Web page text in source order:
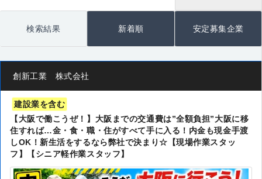
検索結果 新着順 安定募集企業
創新工業 株式会社
建設業を含む
【大阪で働こうぜ！】大阪までの交通費は”全額負担”大阪に移
住すれば…金・食・職・住がすべて手に入る！内金も現金手渡
しOK！新生活をするなら弊社で決まり☆【現場作業スタッ
フ】【シニア軽作業スタッフ】